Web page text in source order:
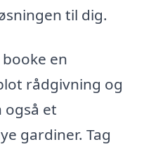
til dig.
en
rådgivning og
et
gardiner. Tag